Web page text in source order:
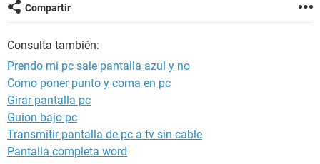
Compartir
Consulta también:
Prendo mi pc sale pantalla azul y no
Como poner punto y coma en pc
Girar pantalla pc
Guion bajo pc
Transmitir pantalla de pc a tv sin cable
Pantalla completa word